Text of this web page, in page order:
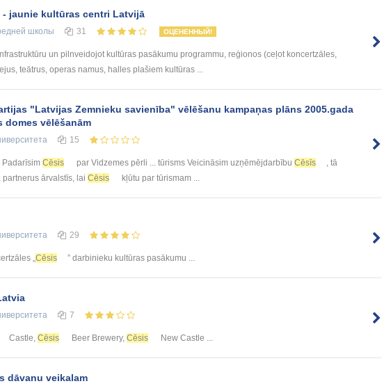
- jaunie kultūras centri Latvijā
школы 31 ОЦЕНЕННЫЙ!
un pilnveidojot kultūras pasākumu programmu, reģionos (ceļot koncertzāles,
teātrus, operas namus, halles plašiem kultūras ...
"Latvijas Zemnieku savienība" vēlēšanu kampaņas plāns 2005.gada
domes vēlēšanām
15
Padarīsim Cēsis par Vidzemes pērli ... tūrisms Veicināsim uzņēmējdarbību Cēsīs
, tā
partnerus ārvalstīs, lai Cēsis kļūtu par tūrismam ...
29
„Cēsis ” darbinieku kultūras pasākumu ...
7
Castle, Cēsis Beer Brewery, Cēsis New Castle ...
dāvanu veikalam